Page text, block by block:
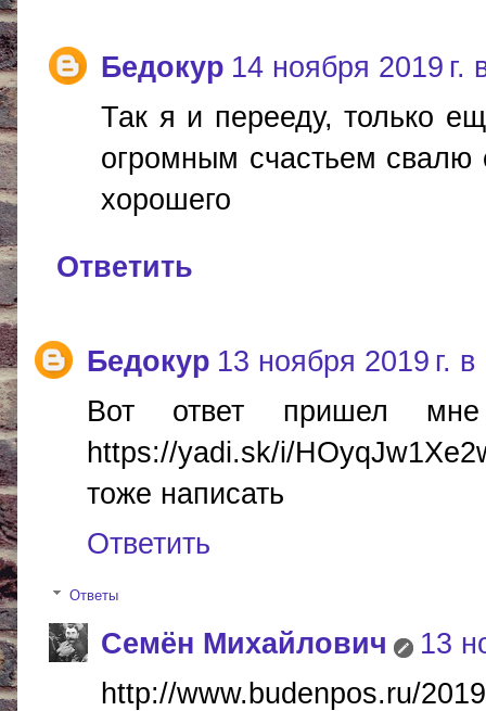
Бедокур 14 ноября 2019 г.
Так я и перееду, только
огромным счастьем свалю
хорошего
Ответить
Бедокур 13 ноября 2019 г.
Вот ответ пришел
https://yadi.sk/i/
тоже написать
Ответить
Ответы
Cемён Михайлович
13
http://www.budenpos.ru/